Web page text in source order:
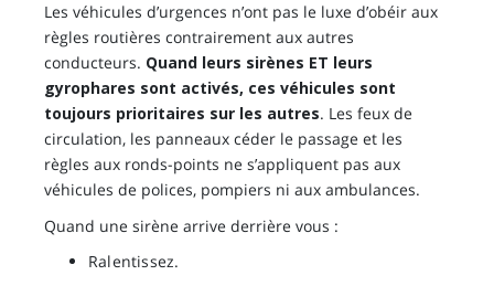
Les véhicules d’urgences n’ont pas le luxe d’obéir aux
règles routières contrairement aux autres
conducteurs. Quand leurs sirènes ET leurs
gyrophares sont activés, ces véhicules sont
toujours prioritaires sur les autres. Les feux de
circulation, les panneaux céder le passage et les
règles aux ronds-points ne s’appliquent pas aux
véhicules de polices, pompiers ni aux ambulances.
Quand une sirène arrive derrière vous :
Ralentissez.